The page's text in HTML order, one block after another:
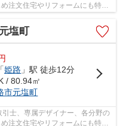
注文住宅やリフォームにも特化
何でも気...
塩町
「姫路 」駅 徒歩12分
/ 80.94㎡
市元塩町
士、専属デザイナー、各分野の
注文住宅やリフォームにも特化